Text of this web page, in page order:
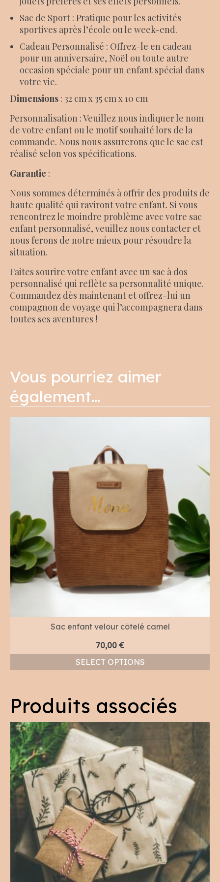
Sac de Sport : Pratique pour les activités
sportives après l’école ou le week-end.
Cadeau Personnalisé : Offrez-le en cadeau
pour un anniversaire, Noël ou toute autre
occasion spéciale pour un enfant spécial dans
votre vie.
Dimensions : 32 cm x 35 cm x 10 cm
Personnalisation : Veuillez nous indiquer le nom
de votre enfant ou le motif souhaité lors de la
commande. Nous nous assurerons que le sac est
réalisé selon vos spécifications.
Garantie :
Nous sommes déterminés à offrir des produits de
haute qualité qui raviront votre enfant. Si vous
rencontrez le moindre problème avec votre sac
enfant personnalisé, veuillez nous contacter et
nous ferons de notre mieux pour résoudre la
situation.
Faites sourire votre enfant avec un sac à dos
personnalisé qui reflète sa personnalité unique.
Commandez dès maintenant et offrez-lui un
compagnon de voyage qui l’accompagnera dans
toutes ses aventures !
Vous pourriez aimer
également…
Sac enfant velour côtelé camel
70,00 €
SELECT OPTIONS
Produits associés